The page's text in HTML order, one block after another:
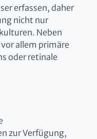
erfassen, daher
nicht nur
Neben
allem primäre
oder retinale
zur Verfügung,